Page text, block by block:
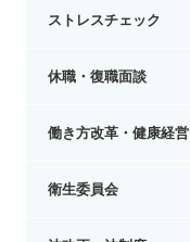
ストレスチェック
休職・復職面談
働き方改革・健康経営
衛生委員会